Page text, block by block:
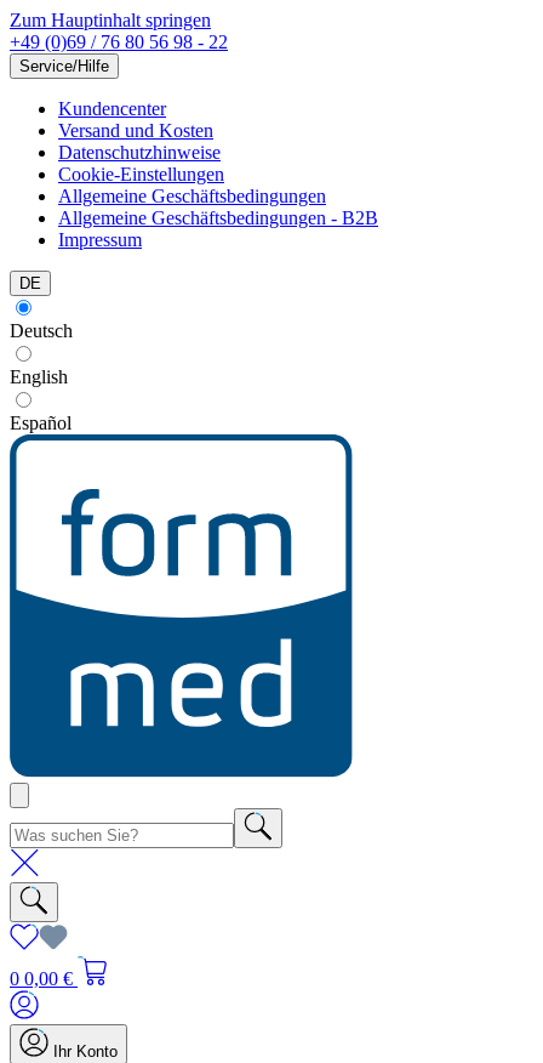
Zum Hauptinhalt springen
+49 (0)69 / 76 80 56 98 - 22
Service/Hilfe
Kundencenter
Versand und Kosten
Datenschutzhinweise
Cookie-Einstellungen
Allgemeine Geschäftsbedingungen
Allgemeine Geschäftsbedingungen - B2B
Impressum
DE
Deutsch
English
Español
0 0,00 €
Ihr Konto